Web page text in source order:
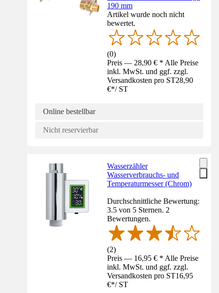
190 mm
Artikel wurde noch nicht
bewertet.
(0)
Preis — 28,90 € * Alle Preise
inkl. MwSt. und ggf. zzgl.
Versandkosten pro ST28,90
€*/ ST
Online bestellbar
Nicht reservierbar
Wasserzähler
Wasserverbrauchs- und
Temperaturmesser (Chrom)
Durchschnittliche Bewertung:
3.5 von 5 Sternen. 2
Bewertungen.
(2)
Preis — 16,95 € * Alle Preise
inkl. MwSt. und ggf. zzgl.
Versandkosten pro ST16,95
€*/ ST